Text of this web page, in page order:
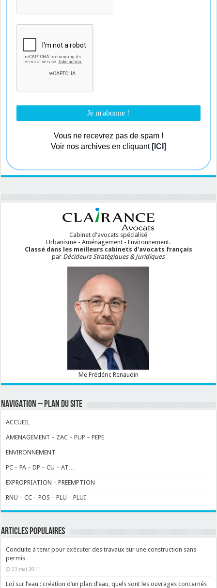
Vous ne recevrez pas de spam !
Voir nos archives en cliquant [ICI]
Cabinet d'avocats spécialisé
Urbanisme - Aménagement - Environnement.
Classé dans les meilleurs cabinets d'avocats français
par Décideurs Stratégiques & Juridiques
Me Frédéric Renaudin
NAVIGATION – PLAN DU SITE
ACCUEIL
AMENAGEMENT – ZAC – PUP – PEPE
ENVIRONNEMENT
PC – PA – DP – CU – AT…
EXPROPRIATION – PREEMPTION
RNU – CC – POS – PLU – PLUI
ARTICLES POPULAIRES
Conduite à tenir pour exécuter des travaux sur une construction sans
permis
23 mai 2011
Loi sur l’eau : création d’un plan d’eau, quels sont les ouvrages concernés